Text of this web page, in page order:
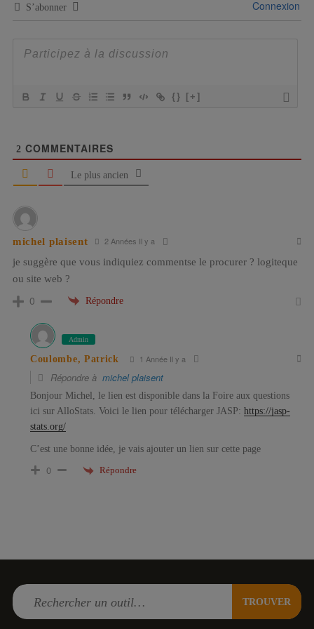
S’abonner Connexion
{} [+]
2 COMMENTAIRES
Le plus ancien
michel plaisent
2 Années Il y a
je suggère que vous indiquiez commentse le procurer ? logiteque
ou site web ?
0 Répondre
Admin
Coulombe, Patrick 1 Année Il y a
Répondre à michel plaisent
Bonjour Michel, le lien est disponible dans la Foire aux questions
ici sur AlloStats. Voici le lien pour télécharger JASP: https://jasp-
stats.org/
C’est une bonne idée, je vais ajouter un lien sur cette page
0 Répondre